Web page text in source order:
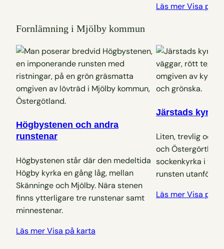
Läs merVisa på
Fornlämning i Mjölby kommun
Högbystenen och andra
runstenar
Högbystenen står där den medeltida
Högby kyrka en gång låg, mellan
Skänninge och Mjölby. Nära stenen
finns ytterligare tre runstenar samt
minnestenar.
Läs merVisa på karta
Järstads kyrka
Liten, trevlig och
och
sockenkyrka i
runsten utanför.
Läs merVisa på